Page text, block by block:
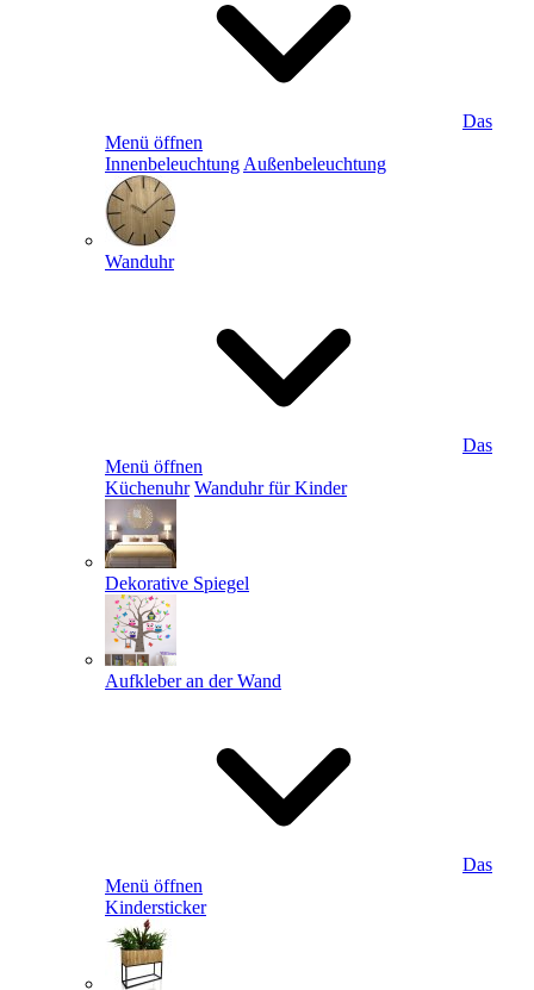
Das
Menü öffnen
Innenbeleuchtung Außenbeleuchtung
Wanduhr
Das
Menü öffnen
Küchenuhr Wanduhr für Kinder
Dekorative Spiegel
Aufkleber an der Wand
Das
Menü öffnen
Kindersticker